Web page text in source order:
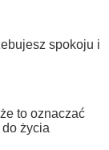
spokoju i
to oznaczać
życia